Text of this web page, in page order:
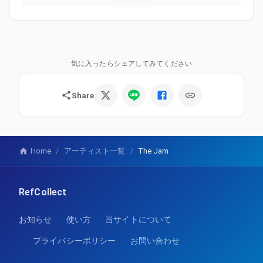
気に入ったらシェアしてみてください
Share
Home / アーティスト一覧 / The Jam
RefCollect
お知らせ 使い方 当サイトについて
プライバシーポリシー お問い合わせ